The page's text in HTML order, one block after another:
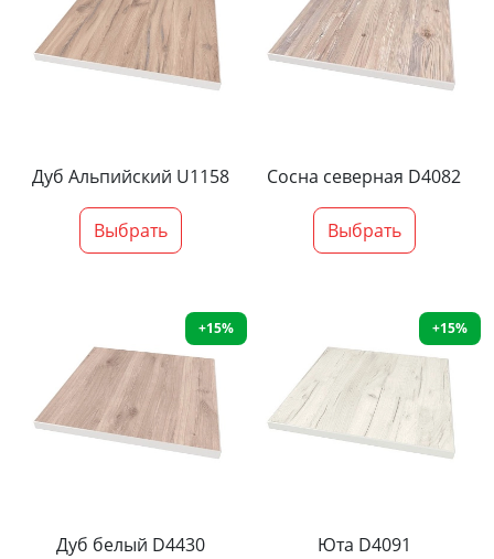
Дуб Альпийский U1158
Выбрать
Сосна северная D4082
Выбрать
+15%
Дуб белый D4430
+15%
Юта D4091